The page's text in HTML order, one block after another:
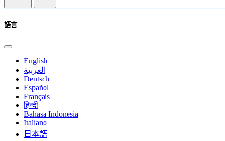
語言
English
العربية
Deutsch
Español
Français
हिन्दी
Bahasa Indonesia
Italiano
日本語